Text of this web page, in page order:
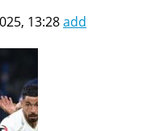
13:28add